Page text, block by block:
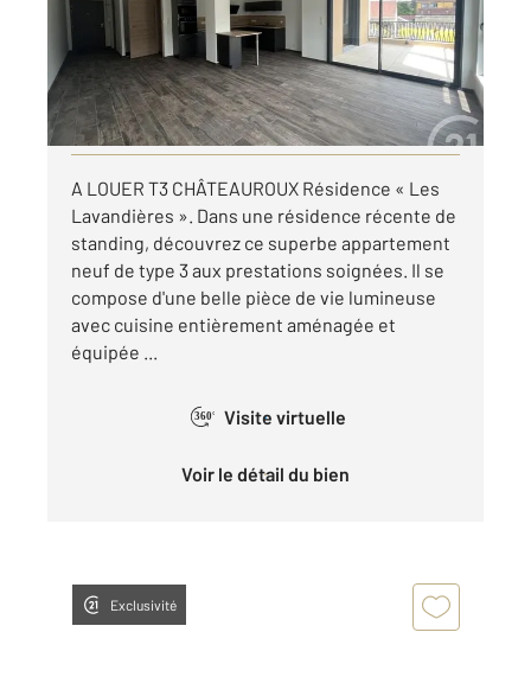
Appartement T3 à louer
1 172 €
par mois charges comprises
Visiter le site dédié
A LOUER T3 CHÂTEAUROUX Résidence « Les
Lavandières ». Dans une résidence récente de
standing, découvrez ce superbe appartement
neuf de type 3 aux prestations soignées. Il se
compose d'une belle pièce de vie lumineuse
avec cuisine entièrement aménagée et
équipée ...
360° Visite virtuelle
Voir le détail du bien
Exclusivité